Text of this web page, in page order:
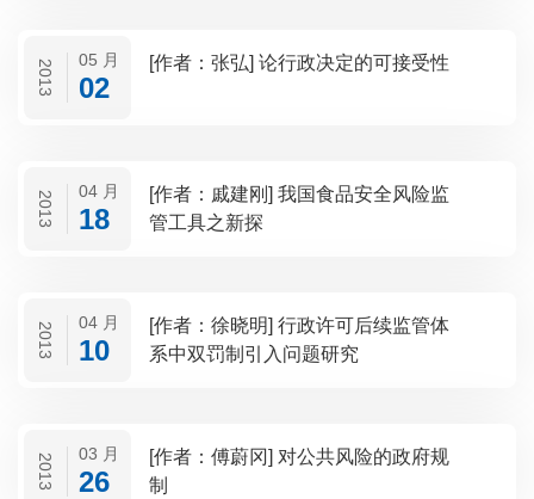
2013 05 月
02
[作者：张弘] 论行政决定的可接受性
2013 04 月
18
[作者：戚建刚] 我国食品安全风险监
管工具之新探
2013 04 月
10
[作者：徐晓明] 行政许可后续监管体
系中双罚制引入问题研究
2013 03 月
26
[作者：傅蔚冈] 对公共风险的政府规
制